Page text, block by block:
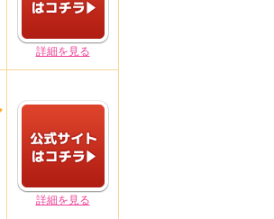
詳細を見る
詳細を見る